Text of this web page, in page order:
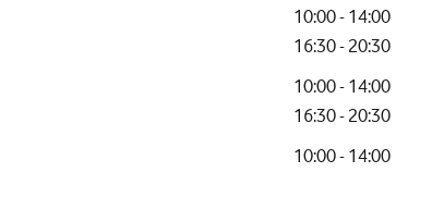
10:00 - 14:00
16:30 - 20:30
10:00 - 14:00
16:30 - 20:30
10:00 - 14:00